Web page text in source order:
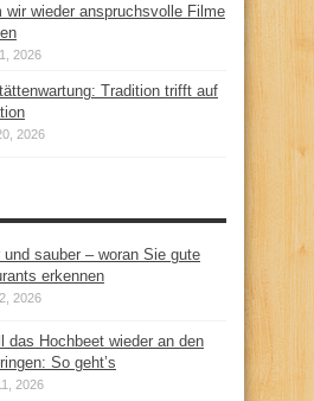
wir wieder anspruchsvolle Filme
2026
Tradition trifft auf
2026
und sauber – woran Sie gute
erkennen
2026
das Hochbeet wieder an den
So geht’s
2026